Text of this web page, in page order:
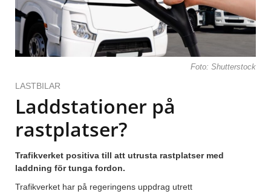
Foto: Shutterstock
LASTBILAR
Laddstationer på
rastplatser?
Trafikverket positiva till att utrusta rastplatser med
laddning för tunga fordon.
Trafikverket har på regeringens uppdrag utrett